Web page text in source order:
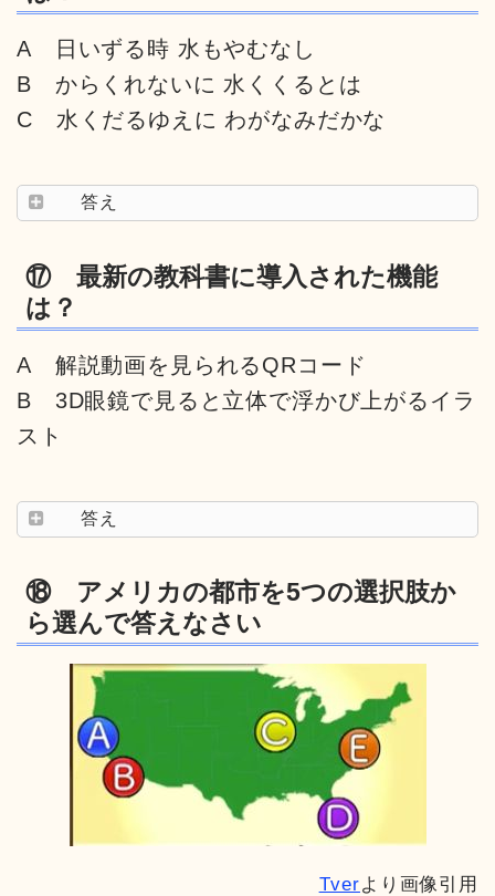
A 日いずる時 水もやむなし
B からくれないに 水くくるとは
C 水くだるゆえに わがなみだかな
答え
⑰ 最新の教科書に導入された機能
は？
A 解説動画を見られるQRコード
B 3D眼鏡で見ると立体で浮かび上がるイラ
スト
答え
⑱ アメリカの都市を5つの選択肢か
ら選んで答えなさい
Tverより画像引用